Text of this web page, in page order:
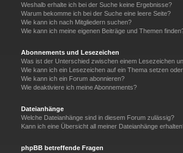
Weshalb erhalte ich bei der Suche keine Ergebnisse?
Warum bekomme ich bei der Suche eine leere Seite?
Wie kann ich nach Mitgliedern suchen?
Wie kann ich meine eigenen Beiträge und Themen
Abonnements und Lesezeichen
Was ist der Unterschied zwischen einem Lesezeichen
Wie kann ich ein Lesezeichen auf ein Thema setzen
Wie kann ich ein Forum abonnieren?
Wie deaktiviere ich meine Abonnements?
Dateianhänge
Welche Dateianhänge sind in diesem Forum zulässig?
Kann ich eine Übersicht all meiner Dateianhänge
phpBB betreffende Fragen